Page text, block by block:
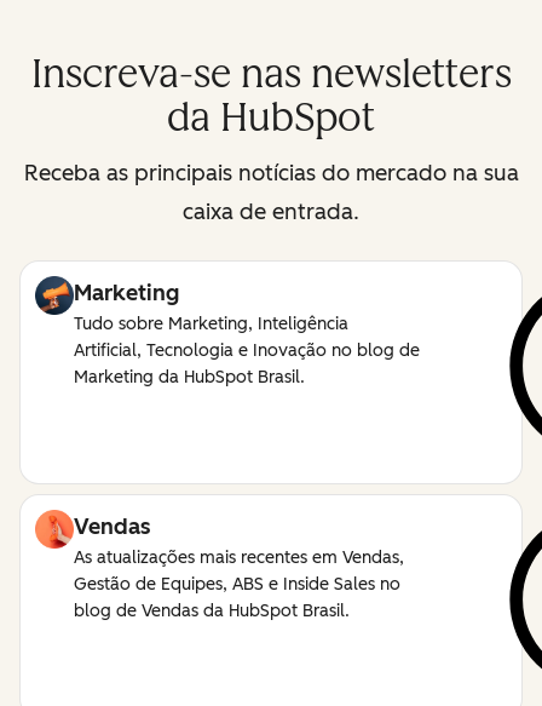
Inscreva-se nas newsletters
da HubSpot
Receba as principais notícias do mercado na sua
caixa de entrada.
Marketing
Tudo sobre Marketing, Inteligência
Artificial, Tecnologia e Inovação no blog de
Marketing da HubSpot Brasil.
Vendas
As atualizações mais recentes em Vendas,
Gestão de Equipes, ABS e Inside Sales no
blog de Vendas da HubSpot Brasil.